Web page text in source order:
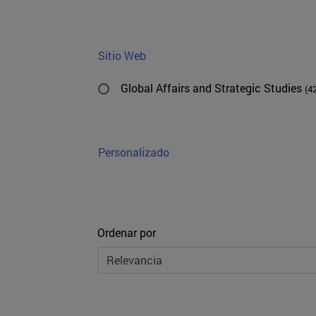
Sitio Web
Global Affairs and Strategic Studies
Personalizado
Ordenar
Ordenar por